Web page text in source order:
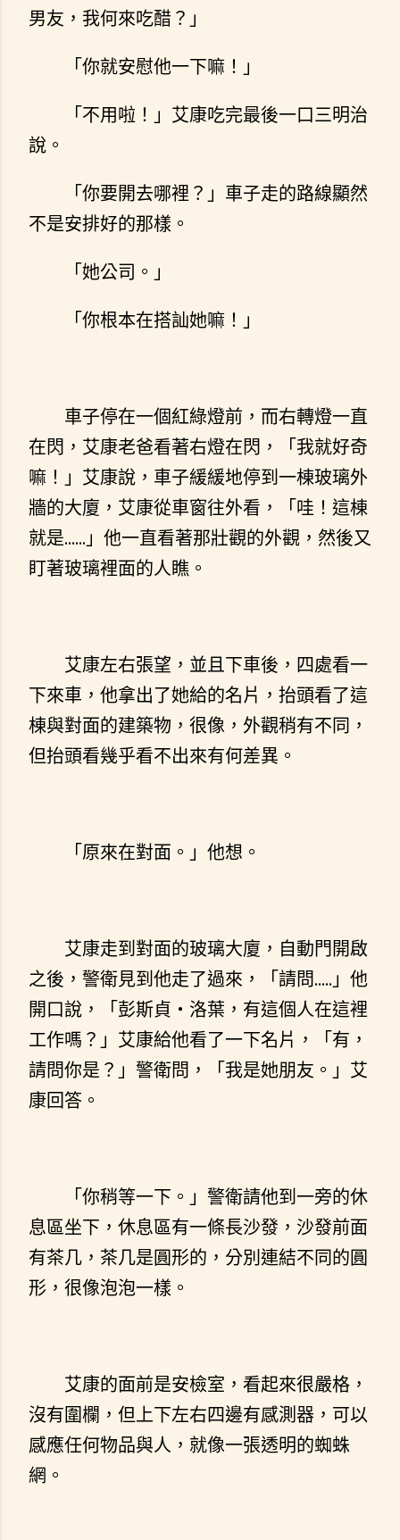
男友，我何來吃醋？」
「你就安慰他一下嘛！」
「不用啦！」艾康吃完最後一口三明治
說。
「你要開去哪裡？」車子走的路線顯然
不是安排好的那樣。
「她公司。」
「你根本在搭訕她嘛！」
車子停在一個紅綠燈前，而右轉燈一直
在閃，艾康老爸看著右燈在閃，「我就好奇
嘛！」艾康說，車子緩緩地停到一棟玻璃外
牆的大廈，艾康從車窗往外看，「哇！這棟
就是......」他一直看著那壯觀的外觀，然後又
盯著玻璃裡面的人瞧。
艾康左右張望，並且下車後，四處看一
下來車，他拿出了她給的名片，抬頭看了這
棟與對面的建築物，很像，外觀稍有不同，
但抬頭看幾乎看不出來有何差異。
「原來在對面。」他想。
艾康走到對面的玻璃大廈，自動門開啟
之後，警衛見到他走了過來，「請問.....」他
開口說，「彭斯貞・洛葉，有這個人在這裡
工作嗎？」艾康給他看了一下名片，「有，
請問你是？」警衛問，「我是她朋友。」艾
康回答。
「你稍等一下。」警衛請他到一旁的休
息區坐下，休息區有一條長沙發，沙發前面
有茶几，茶几是圓形的，分別連結不同的圓
形，很像泡泡一樣。
艾康的面前是安檢室，看起來很嚴格，
沒有圍欄，但上下左右四邊有感測器，可以
感應任何物品與人，就像一張透明的蜘蛛
網。